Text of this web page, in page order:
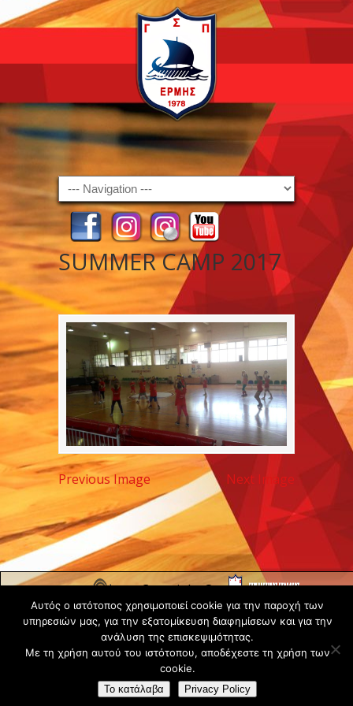
Navigation
SUMMER CAMP 2017
Previous Image Next Image
Copyright ©
2020 -
Gsperamatosermis.gr
All rights
reserved. -
Χρήσης
Αυτός ο ιστότοπος χρησιμοποιεί cookie για την παροχή των
υπηρεσιών μας, για την εξατομίκευση διαφημίσεων και για την
ανάλυση της επισκεψιμότητας.
Με τη χρήση αυτού του ιστότοπου, αποδέχεστε τη χρήση των
cookie.
Το κατάλαβα Privacy Policy